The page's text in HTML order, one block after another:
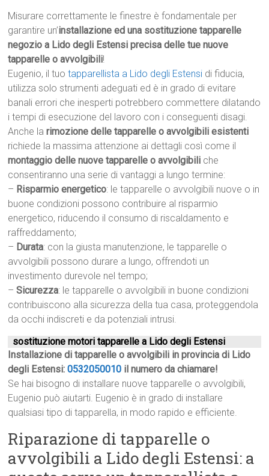
Misurare correttamente le finestre è fondamentale per
garantire un’installazione ed una sostituzione tapparelle
negozio a Lido degli Estensi precisa delle tue nuove
tapparelle o avvolgibili!
Eugenio, il tuo tapparellista a Lido degli Estensi di fiducia,
utilizza solo strumenti adeguati ed è in grado di evitare
banali errori che inesperti potrebbero commettere dilatando
i tempi di esecuzione del lavoro con i conseguenti disagi.
Anche larimozione delle tapparelle o avvolgibili esistenti
richiede la massima attenzione ai dettagli così come il
montaggio delle nuove tapparelle o avvolgibili che
consentiranno una serie di vantaggi a lungo termine:
– Risparmio energetico: le tapparelle o avvolgibili nuove o in
buone condizioni possono contribuire al risparmio
energetico, riducendo il consumo di riscaldamento e
raffreddamento;
– Durata: con la giusta manutenzione, le tapparelle o
avvolgibili possono durare a lungo, offrendoti un
investimento durevole nel tempo;
–Sicurezza: le tapparelle o avvolgibili in buone condizioni
contribuiscono alla sicurezza della tua casa, proteggendola
da occhi indiscreti e da potenziali intrusi.
sostituzione motori tapparelle a Lido degli Estensi
Installazione di tapparelle o avvolgibili in provincia di Lido
degli Estensi:0532050010 il numero da chiamare!
Se hai bisogno di installare nuove tapparelle o avvolgibili,
Eugenio può aiutarti. Eugenio è in grado di installare
qualsiasi tipo di tapparella, in modo rapido e efficiente.
Riparazione di tapparelle o
avvolgibili a Lido degli Estensi: a